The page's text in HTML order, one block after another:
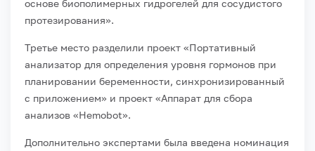
основе биополимерных гидрогелей для сосудистого
протезирования».
Третье место разделили проект «Портативный
анализатор для определения уровня гормонов при
планировании беременности, синхронизированный
с приложением» и проект «Аппарат для сбора
анализов «Hemobot».
Дополнительно экспертами была введена номинация